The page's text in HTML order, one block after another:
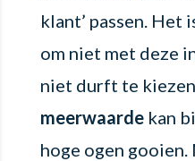
klant’ passen. Het
om niet met deze
niet durft te
meerwaardekan
hoge ogen